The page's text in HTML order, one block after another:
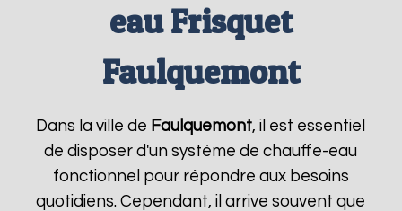
eau Frisquet
Faulquemont
Dans la ville de Faulquemont, il est essentiel
de disposer d'un système de chauffe-eau
fonctionnel pour répondre aux besoins
quotidiens. Cependant, il arrive souvent que